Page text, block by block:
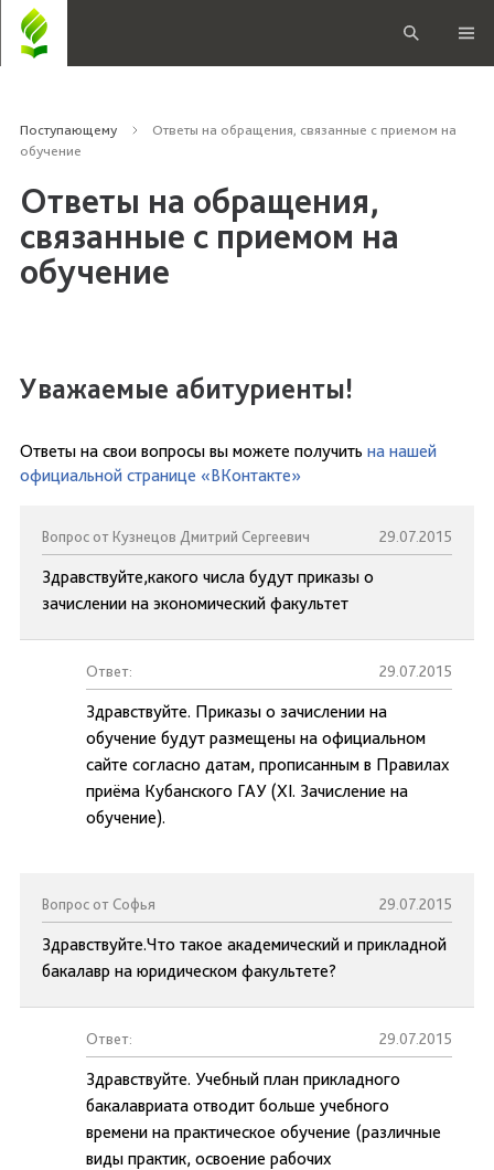
Поступающему
Ответы на обращения, связанные с приемом на
обучение
Ответы на обращения,
связанные с приемом на
обучение
Уважаемые абитуриенты!
Ответы на свои вопросы вы можете получить на нашей
официальной странице «ВКонтакте»
Вопрос от Кузнецов Дмитрий Сергеевич 29.07.2015
Здравствуйте,какого числа будут приказы о
зачислении на экономический факультет
Ответ: 29.07.2015
Здравствуйте. Приказы о зачислении на
обучение будут размещены на официальном
сайте согласно датам, прописанным в Правилах
приёма Кубанского ГАУ (XI. Зачисление на
обучение).
Вопрос от Софья 29.07.2015
Здравствуйте.Что такое академический и прикладной
бакалавр на юридическом факультете?
Ответ: 29.07.2015
Здравствуйте. Учебный план прикладного
бакалавриата отводит больше учебного
времени на практическое обучение (различные
виды практик, освоение рабочих